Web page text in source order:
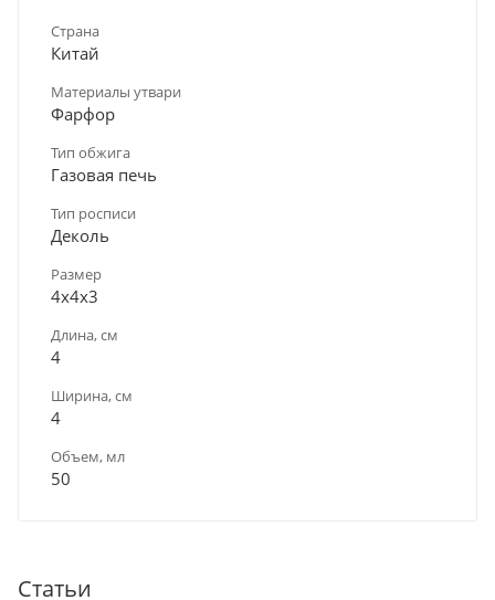
Страна
Китай
Материалы утвари
Фарфор
Тип обжига
Газовая печь
Тип росписи
Деколь
Размер
4х4х3
Длина, см
4
Ширина, см
4
Объем, мл
50
Статьи